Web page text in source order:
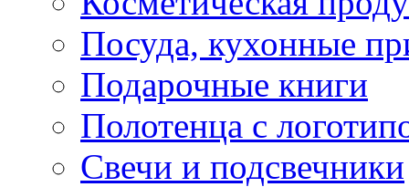
Посуда, кухонные
Подарочные книги
Полотенца с
Свечи и подсвечники